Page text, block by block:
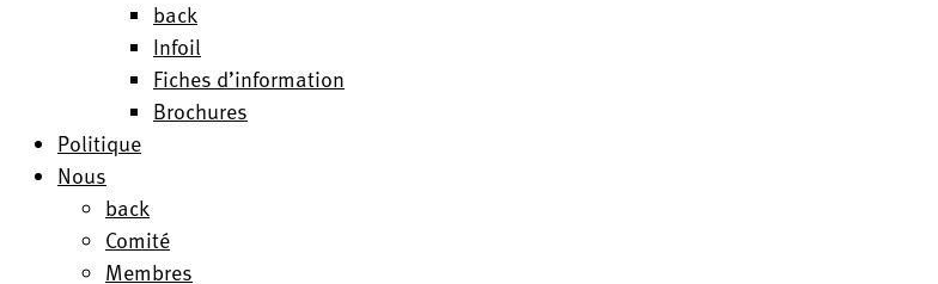
back
Infoil
Fiches d’information
Brochures
Politique
Nous
back
Comité
Membres